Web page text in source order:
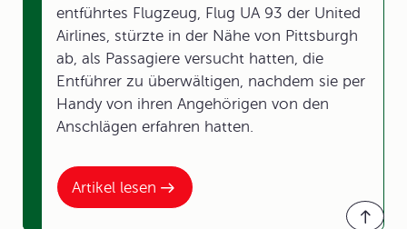
Artikel lesen
entführtes Flugzeug, Flug UA 93 der United
Airlines, stürzte in der Nähe von Pittsburgh
ab, als Passagiere versucht hatten, die
Entführer zu überwältigen, nachdem sie per
Handy von ihren Angehörigen von den
Anschlägen erfahren hatten.